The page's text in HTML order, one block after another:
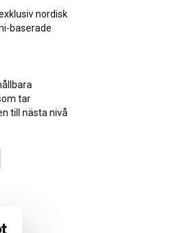
nordisk
baserade
tar
till nästa nivå